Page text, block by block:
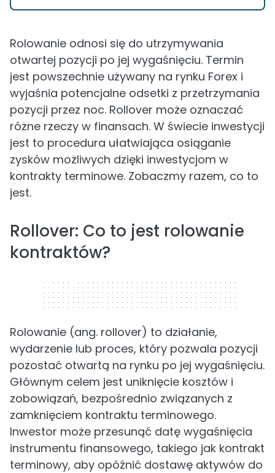
Rolowanie odnosi się do utrzymywania
otwartej pozycji po jej wygaśnięciu. Termin
jest powszechnie używany na rynku Forex i
wyjaśnia potencjalne odsetki z przetrzymania
pozycji przez noc. Rollover może oznaczać
różne rzeczy w finansach. W świecie inwestycji
jest to procedura ułatwiająca osiąganie
zysków możliwych dzięki inwestycjom w
kontrakty terminowe. Zobaczmy razem, co to
jest.
Rollover: Co to jest rolowanie
kontraktów?
320 x 50
Rolowanie (ang. rollover) to działanie,
wydarzenie lub proces, który pozwala pozycji
pozostać otwartą na rynku po jej wygaśnięciu.
Głównym celem jest uniknięcie kosztów i
zobowiązań, bezpośrednio związanych z
zamknięciem kontraktu terminowego.
Inwestor może przesunąć datę wygaśnięcia
instrumentu finansowego, takiego jak kontrakt
terminowy, aby opóźnić dostawę aktywów do